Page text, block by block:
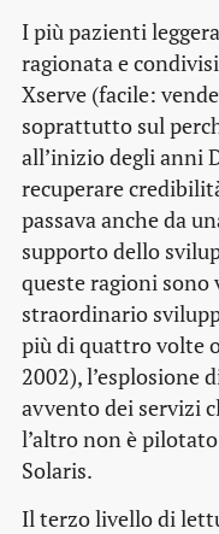
I più pazienti
ragionata e
Xserve (facile:
soprattutto sul
all’inizio degli anni
recuperare
passava anche da
supporto dello
queste ragioni sono
straordinario
più di quattro volte
2002), l’esplosione
avvento dei servizi
l’altro non è
Solaris.
Il terzo livello di